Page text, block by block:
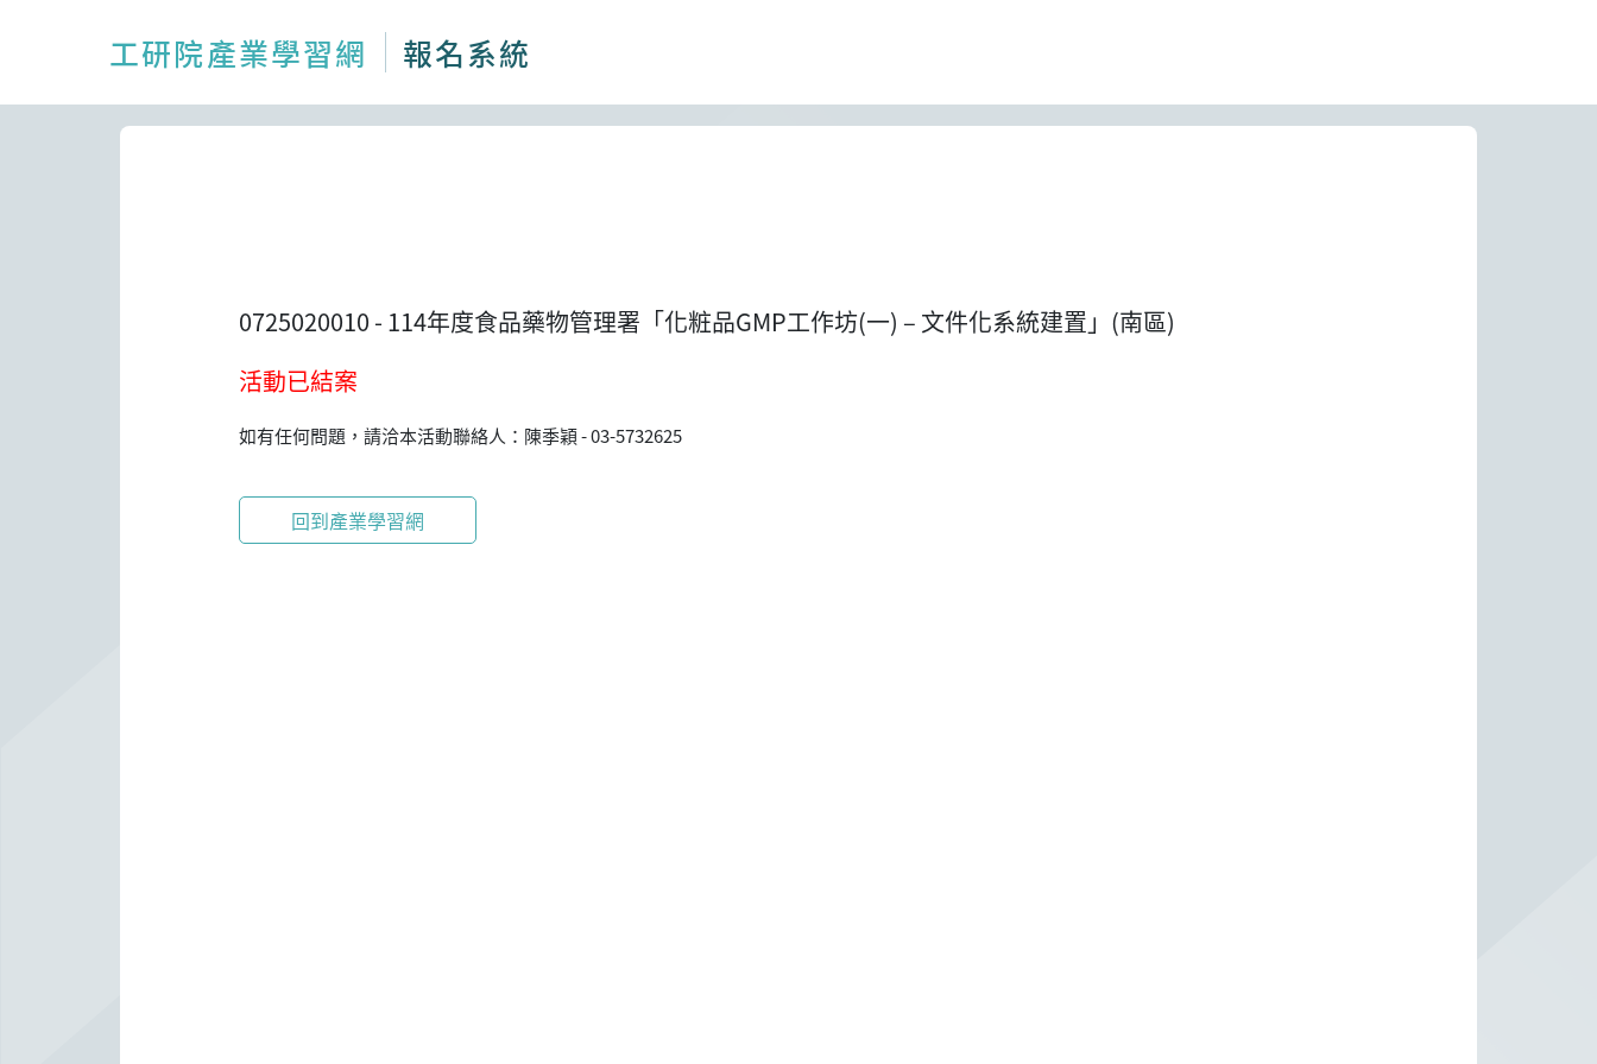
工研院產業學習網 報名系統
0725020010 - 114年度食品藥物管理署「化粧品GMP工作坊(一) – 文件化系統建置」(南區)
活動已結案
如有任何問題，請洽本活動聯絡人： 陳季穎-03-5732625
回到產業學習網